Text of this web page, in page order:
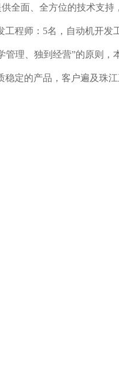
全面、全方位的技术支持
程师：5名，自动机开发
管理、独到经营”的原则，
定的产品，客户遍及珠